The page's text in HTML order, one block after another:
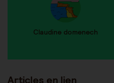
Claudine domenech
Articles en lien